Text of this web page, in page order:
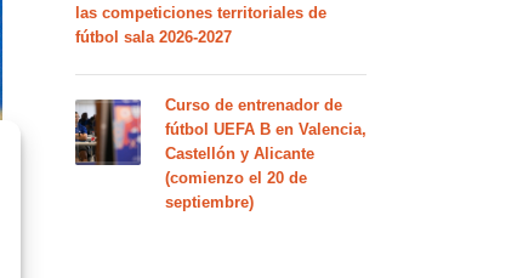
las competiciones territoriales de
fútbol sala 2026-2027
Curso de entrenador de
fútbol UEFA B en Valencia,
Castellón y Alicante
(comienzo el 20 de
septiembre)